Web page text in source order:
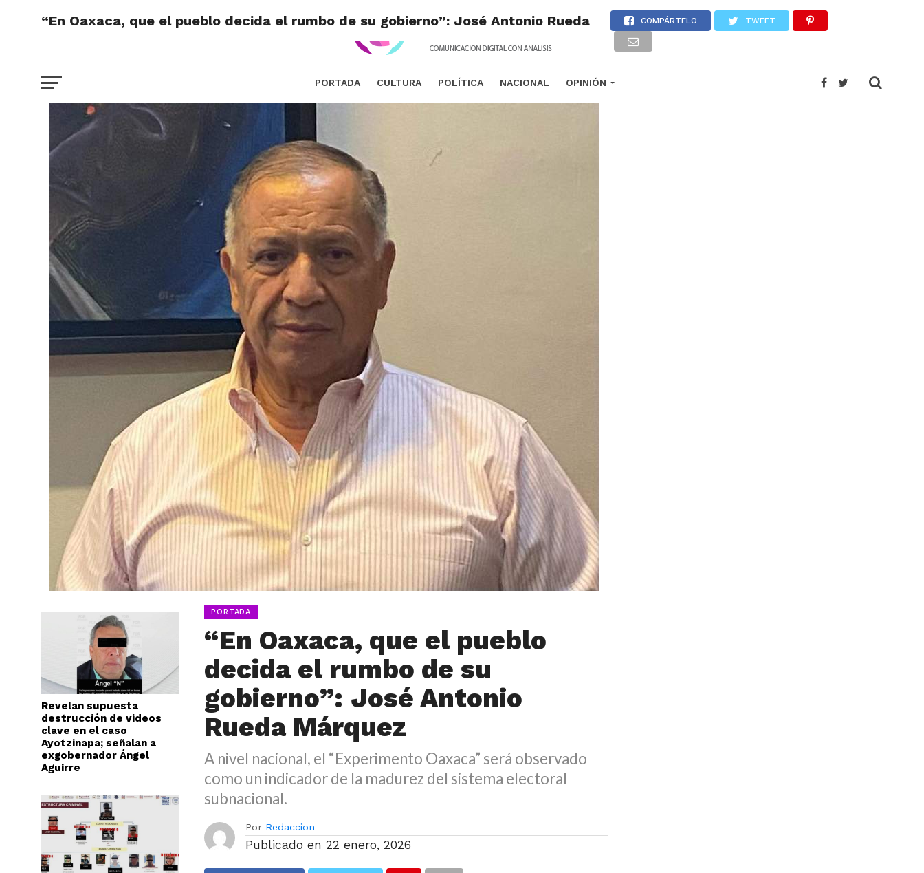
PORTADA CULTURA POLÍTICA NACIONAL OPINIÓN
“En Oaxaca, que el pueblo decida el rumbo de su gobierno”: José Antonio Rueda MárquezCOMPÁRTELO TWEET
Revelan supuesta
destrucción de videos
clave en el caso
Ayotzinapa; señalan a
exgobernador Ángel
Aguirre
PORTADA
“En Oaxaca, que el pueblo
decida el rumbo de su
gobierno”: José Antonio
Rueda Márquez
A nivel nacional, el “Experimento Oaxaca” será observado
como un indicador de la madurez del sistema electoral
subnacional.
Por Redaccion
Publicado en 22 enero, 2026